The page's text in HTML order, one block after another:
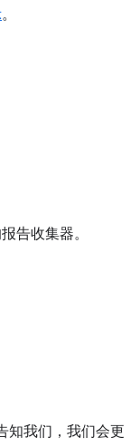
。
告收集器。
知我们，我们会更